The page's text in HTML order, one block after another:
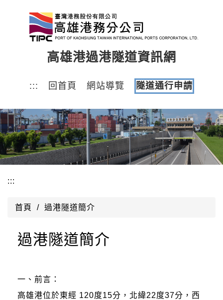
高雄港過港隧道資訊網
::: 回首頁 網站導覽 隧道通行申請
:::
首頁 過港隧道簡介
過港隧道簡介
一、前言：
高雄港位於東經 120度15分，北緯22度37分，西